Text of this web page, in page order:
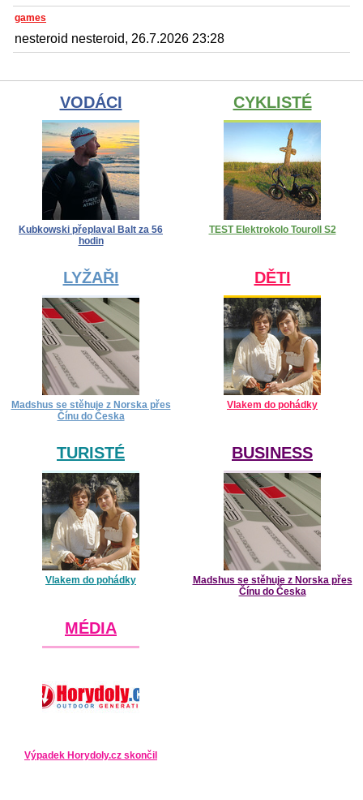
games
nesteroid nesteroid, 26.7.2026 23:28
VODÁCI
Kubkowski přeplaval Balt za 56
hodin
CYKLISTÉ
TEST Elektrokolo Touroll S2
LYŽAŘI
Madshus se stěhuje z Norska přes
Čínu do Česka
DĚTI
Vlakem do pohádky
TURISTÉ
Vlakem do pohádky
BUSINESS
Madshus se stěhuje z Norska přes
Čínu do Česka
MÉDIA
Výpadek Horydoly.cz skončil